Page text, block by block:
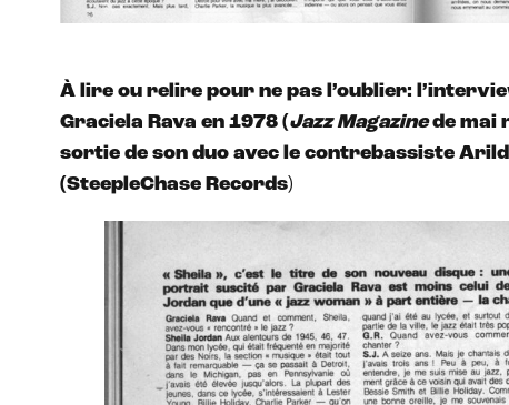
À lire ou relire pour ne pas l’oublier:
Graciela Rava en 1978 (Jazz Magazinede mai
sortie de son duo avec le contrebassiste
(SteepleChase Records)